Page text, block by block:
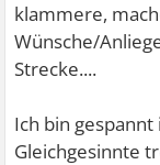
klammere,
Wünsche/
Strecke....
Ich bin
Gleichgesinnte